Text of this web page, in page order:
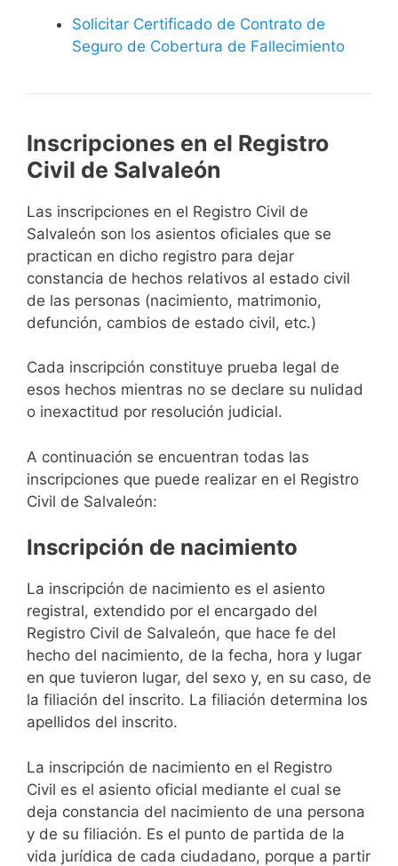
Solicitar Certificado de Contrato de
Seguro de Cobertura de Fallecimiento
Inscripciones en el Registro
Civil de Salvaleón
Las inscripciones en el Registro Civil de
Salvaleón son los asientos oficiales que se
practican en dicho registro para dejar
constancia de hechos relativos al estado civil
de las personas (nacimiento, matrimonio,
defunción, cambios de estado civil, etc.)
Cada inscripción constituye prueba legal de
esos hechos mientras no se declare su nulidad
o inexactitud por resolución judicial.
A continuación se encuentran todas las
inscripciones que puede realizar en el Registro
Civil de Salvaleón:
Inscripción de nacimiento
La inscripción de nacimiento es el asiento
registral, extendido por el encargado del
Registro Civil de Salvaleón, que hace fe del
hecho del nacimiento, de la fecha, hora y lugar
en que tuvieron lugar, del sexo y, en su caso, de
la filiación del inscrito. La filiación determina los
apellidos del inscrito.
La inscripción de nacimiento en el Registro
Civil es el asiento oficial mediante el cual se
deja constancia del nacimiento de una persona
y de su filiación. Es el punto de partida de la
vida jurídica de cada ciudadano, porque a partir